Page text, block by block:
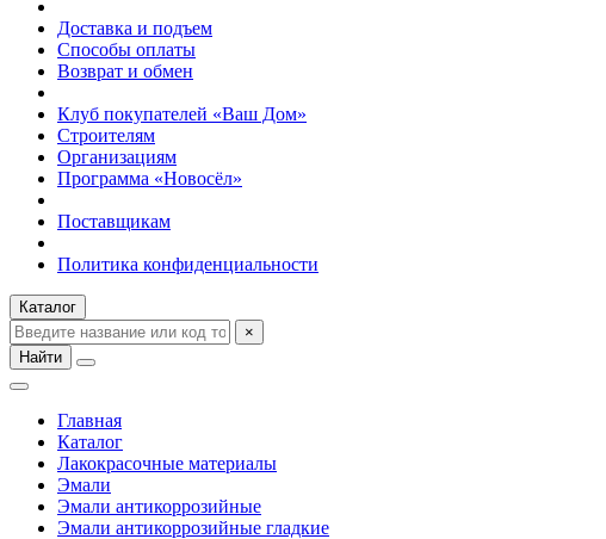
Доставка и подъем
Способы оплаты
Возврат и обмен
Клуб покупателей «Ваш Дом»
Строителям
Организациям
Программа «Новосёл»
Поставщикам
Политика конфиденциальности
Каталог
×
Найти
Главная
Каталог
Лакокрасочные материалы
Эмали
Эмали антикоррозийные
Эмали антикоррозийные гладкие